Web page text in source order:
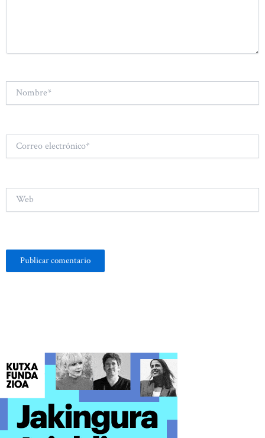
Nombre*
Correo
electrónico*
Web